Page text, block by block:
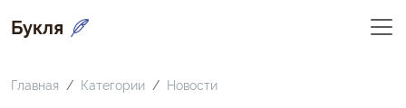
Букля
Главная Категории Новости